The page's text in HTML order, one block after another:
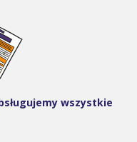
wszystkie